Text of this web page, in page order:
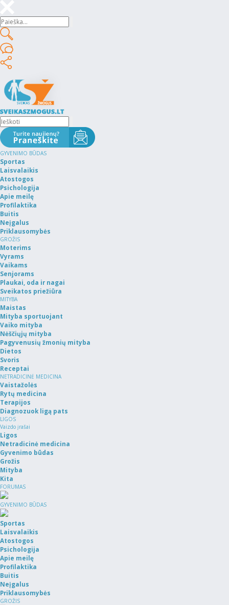
GYVENIMO BŪDAS
Sportas
Laisvalaikis
Atostogos
Psichologija
Apie meilę
Profilaktika
Buitis
Neįgalus
Priklausomybės
GROŽIS
Moterims
Vyrams
Vaikams
Senjorams
Plaukai, oda ir nagai
Sveikatos priežiūra
MITYBA
Maistas
Mityba sportuojant
Vaiko mityba
Nėščiųjų mityba
Pagyvenusių žmonių mityba
Dietos
Svoris
Receptai
NETRADICINĖ MEDICINA
Vaistažolės
Rytų medicina
Terapijos
Diagnozuok ligą pats
LIGOS
Vaizdo įrašai
Ligos
Netradicinė medicina
Gyvenimo būdas
Grožis
Mityba
Kita
FORUMAS
GYVENIMO BŪDAS
Sportas
Laisvalaikis
Atostogos
Psichologija
Apie meilę
Profilaktika
Buitis
Neįgalus
Priklausomybės
GROŽIS